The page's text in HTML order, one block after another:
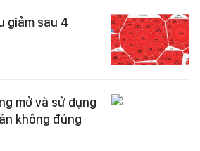
giảm sau 4
mở và sử dụng
không đúng